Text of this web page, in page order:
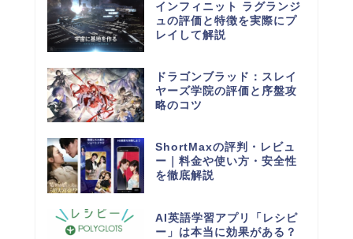
インフィニット ラグランジ
ュの評価と特徴を実際にプ
レイして解説
ドラゴンブラッド：スレイ
ヤーズ学院の評価と序盤攻
略のコツ
ShortMaxの評判・レビュ
ー｜料金や使い方・安全性
を徹底解説
AI英語学習アプリ「レシピ
ー」は本当に効果がある？